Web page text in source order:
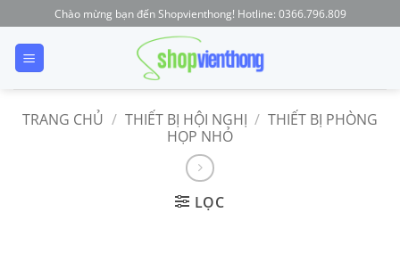
to
content
Chào mừng bạn đến Shopvienthong! Hotline: 0366.796.809
TRANG CHỦ / THIẾT BỊ HỘI NGHỊ / THIẾT BỊ PHÒNG
HỌP NHỎ
LỌC